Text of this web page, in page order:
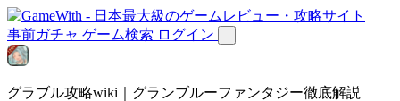
事前ガチャ ゲーム検索 ログイン
グラブル攻略wiki｜グランブルーファンタジー徹底解説